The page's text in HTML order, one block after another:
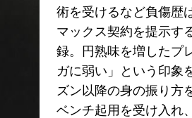
術を受けるなど負傷歴
マックス契約を提示す
録。円熟味を増したプ
ガに弱い」という印象
ズン以降の身の振り方
ベンチ起用を受け入れ